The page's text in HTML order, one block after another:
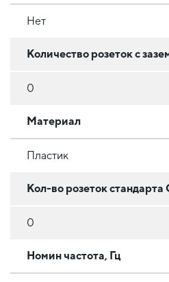
Нет
Количество розеток с
0
Материал
Пластик
Кол-во розеток
0
Номин частота, Гц